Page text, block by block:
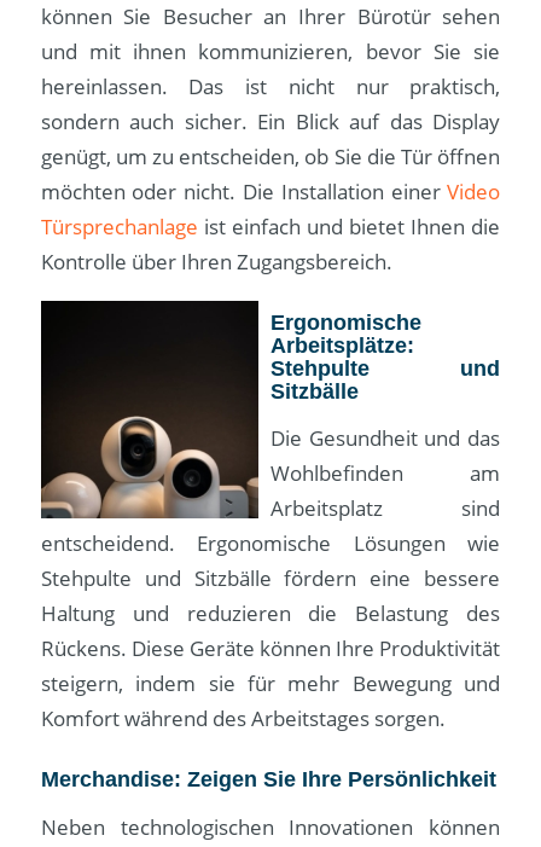
können Sie Besucher an Ihrer Bürotür sehen
und mit ihnen kommunizieren, bevor Sie sie
hereinlassen. Das ist nicht nur praktisch,
sondern auch sicher. Ein Blick auf das Display
genügt, um zu entscheiden, ob Sie die Tür öffnen
möchten oder nicht. Die Installation einerVideo
Türsprechanlage ist einfach und bietet Ihnen die
Kontrolle über Ihren Zugangsbereich.
Ergonomische
Arbeitsplätze:
Stehpulte und
Sitzbälle
Die Gesundheit und das
Wohlbefinden am
Arbeitsplatz sind
entscheidend. Ergonomische Lösungen wie
Stehpulte und Sitzbälle fördern eine bessere
Haltung und reduzieren die Belastung des
Rückens. Diese Geräte können Ihre Produktivität
steigern, indem sie für mehr Bewegung und
Komfort während des Arbeitstages sorgen.
Merchandise: Zeigen Sie Ihre Persönlichkeit
Neben technologischen Innovationen können